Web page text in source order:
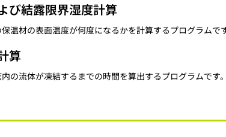
び結露限界湿度計算
温材の表面温度が何度になるかを計算するプログラムです
算
の流体が凍結するまでの時間を算出するプログラムです。